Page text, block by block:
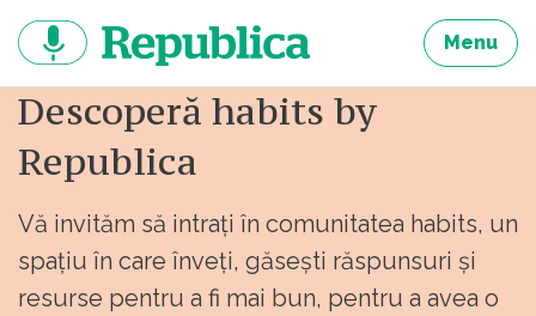
continut
Menu
Descoperă habits by
Republica
Vă invităm să intrați în comunitatea habits, un
spațiu în care înveți, găsești răspunsuri și
resurse pentru a fi mai bun, pentru a avea o